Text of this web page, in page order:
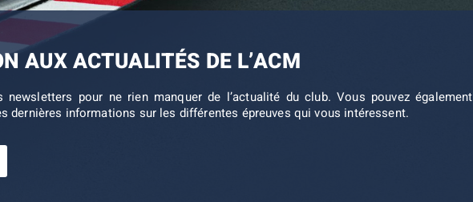
AUX ACTUALITÉS DE L’ACM
newsletters pour ne rien manquer de l’actualité du club. Vous pouvez également
dernières informations sur les différentes épreuves qui vous intéressent.